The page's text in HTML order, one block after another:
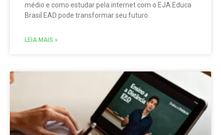
médio e como estudar pela internet com o EJA Educa
Brasil EAD pode transformar seu futuro.
LEIA MAIS »